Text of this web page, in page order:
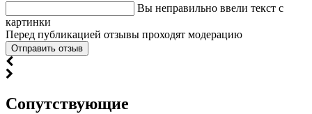
Вы неправильно ввели текст с
картинки
Перед публикацией отзывы проходят модерацию
Cопутствующие